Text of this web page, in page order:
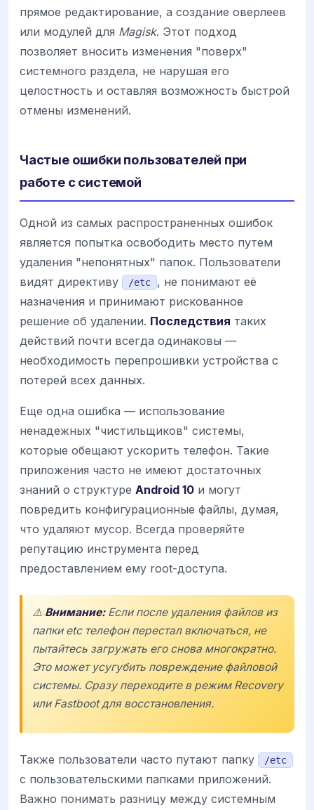
прямое редактирование, а создание оверлеев
или модулей для Magisk. Этот подход
позволяет вносить изменения "поверх"
системного раздела, не нарушая его
целостность и оставляя возможность быстрой
отмены изменений.
Частые ошибки пользователей при
работе с системой
Одной из самых распространенных ошибок
является попытка освободить место путем
удаления "непонятных" папок. Пользователи
видят директиву
/etc
, не понимают её
назначения и принимают рискованное
решение об удалении. Последствия таких
действий почти всегда одинаковы —
необходимость перепрошивки устройства с
потерей всех данных.
Еще одна ошибка — использование
ненадежных "чистильщиков" системы,
которые обещают ускорить телефон. Такие
приложения часто не имеют достаточных
знаний о структуре Android 10 и могут
повредить конфигурационные файлы, думая,
что удаляют мусор. Всегда проверяйте
репутацию инструмента перед
предоставлением ему root-доступа.
⚠️Внимание:Если после удаления файлов из
папки etc телефон перестал включаться, не
пытайтесь загружать его снова многократно.
Это может усугубить повреждение файловой
системы. Сразу переходите в режим Recovery
или Fastboot для восстановления.
Также пользователи часто путают папку /etc
с пользовательскими папками приложений.
Важно понимать разницу между системным